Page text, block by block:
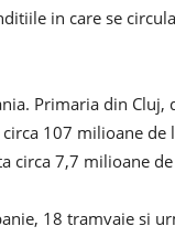
in care se
Primaria din Cluj,
107 milioane
circa 7,7 milioane
18 tramvaie si